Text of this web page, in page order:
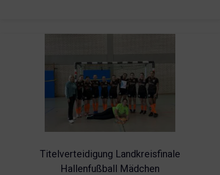
Titelverteidigung Landkreisfinale
Hallenfußball Mädchen